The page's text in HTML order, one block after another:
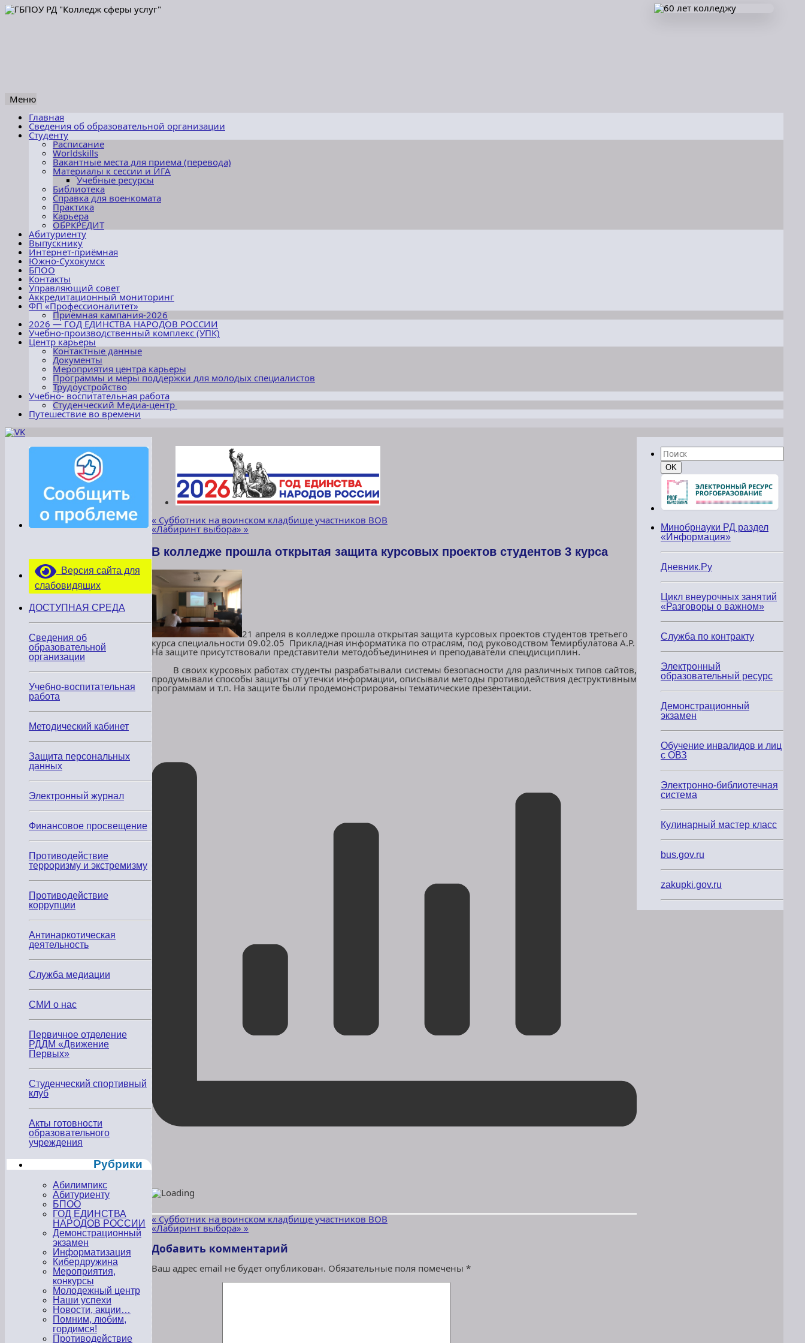
Меню
Перейти
содержимому
Главная
Сведения об образовательной организации
Студенту
Расписание
Worldskills
Вакантные места для приема (перевода)
Материалы к сессии и ИГА
Учебные ресурсы
Библиотека
Справка для военкомата
Практика
Карьера
ОБРКРЕДИТ
Абитуриенту
Выпускнику
Интернет-приёмная
Южно-Сухокумск
БПОО
Контакты
Управляющий совет
Аккредитационный мониторинг
ФП «Профессионалитет»
Приёмная кампания-2026
2026 — ГОД ЕДИНСТВА НАРОДОВ РОССИИ
Учебно-производственный комплекс (УПК)
Центр карьеры
Контактные данные
Документы
Мероприятия центра карьеры
Программы и меры поддержки для молодых специалистов
Трудоустройство
Учебно- воспитательная работа
Студенческий Медиа-центр
Путешествие во времени
« Субботник на воинском кладбище участников ВОВ
«Лабиринт выбора» »
В колледже прошла открытая защита курсовых проектов студентов 3 курса
21 апреля в колледже прошла открытая защита курсовых проектов студентов третьего
курса специальности 09.02.05 Прикладная информатика по отраслям, под руководством Темирбулатова А.Р.
На защите присутствовали представители методобъедининея и преподаватели спецдисциплин.
В своих курсовых работах студенты разрабатывали системы безопасности для различных типов сайтов,
продумывали способы защиты от утечки информации, описывали методы противодействия деструктивным
программам и т.п. На защите были продемонстрированы тематические презентации.
« Субботник на воинском кладбище участников ВОВ
«Лабиринт выбора» »
Добавить комментарий
Ваш адрес email не будет опубликован. Обязательные поля помечены *
Версия сайта для
слабовидящих
ДОСТУПНАЯ СРЕДА
Сведения об
образовательной
организации
Учебно-воспитательная
работа
Методический кабинет
Защита персональных
данных
Электронный журнал
Финансовое просвещение
Противодействие
терроризму и экстремизму
Противодействие
коррупции
Антинаркотическая
деятельность
Служба медиации
СМИ о нас
Первичное отделение
РДДМ «Движение
Первых»
Студенческий спортивный
клуб
Акты готовности
образовательного
учреждения
Рубрики
Абилимпикс
Абитуриенту
БПОО
ГОД ЕДИНСТВА
НАРОДОВ РОССИИ
Демонстрационный
экзамен
Информатизация
Кибердружина
Мероприятия,
конкурсы
Молодежный центр
Наши успехи
Новости, акции…
Помним, любим,
гордимся!
Противодействие
Найти:
Поиск
OK
Минобрнауки РД раздел
«Информация»
Дневник.Ру
Цикл внеурочных занятий
«Разговоры о важном»
Служба по контракту
Электронный
образовательный ресурс
Демонстрационный
экзамен
Обучение инвалидов и лиц
с ОВЗ
Электронно-библиотечная
система
Кулинарный мастер класс
bus.gov.ru
zakupki.gov.ru